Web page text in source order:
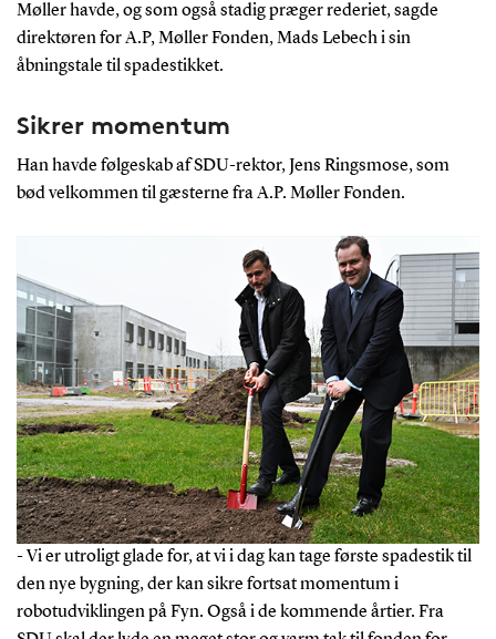
Møller havde, og som også stadig præger rederiet, sagde
direktøren for A.P, Møller Fonden, Mads Lebech i sin
åbningstale til spadestikket.
Sikrer momentum
Han havde følgeskab af SDU-rektor, Jens Ringsmose, som
bød velkommen til gæsterne fra A.P. Møller Fonden.
- Vi er utroligt glade for, at vi i dag kan tage første spadestik til
den nye bygning, der kan sikre fortsat momentum i
robotudviklingen på Fyn. Også i de kommende årtier. Fra